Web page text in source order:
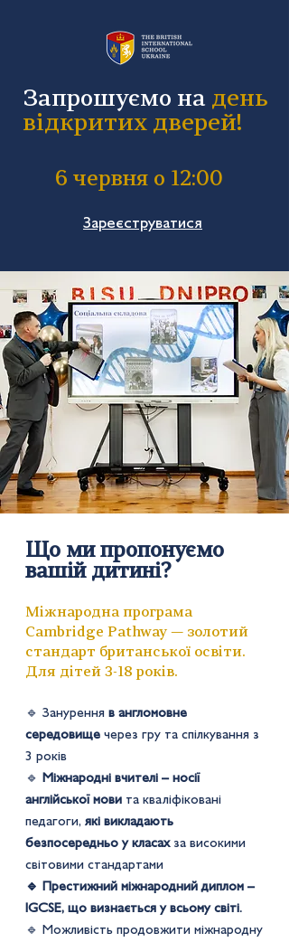
Запрошуємо на день
відкритих дверей!
6 червня о 12:00
Зареєструватися
​​Що ми пропонуємо
вашій дитині?
Міжнародна програма
Cambridge Pathway — золотий
стандарт британської освіти.
Для дітей 3-18 років.
🔹 Занурення в англомовне
середовище через гру та спілкування з
3 років
🔹 Міжнародні вчителі – носії
англійської мови та кваліфіковані
педагоги, які викладають
безпосередньо у класах за високими
світовими стандартами
🔹 Престижний міжнародний диплом –
IGCSE, що визнається у всьому світі.
🔹 Можливість продовжити міжнародну